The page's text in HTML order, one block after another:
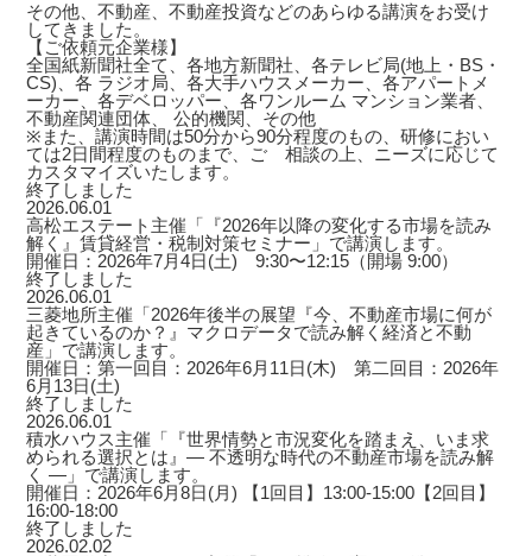
その他、不動産、不動産投資などのあらゆる講演をお受け
してきました。
【ご依頼元企業様】
全国紙新聞社全て、各地方新聞社、各テレビ局(地上・BS・
CS)、各 ラジオ局、各大手ハウスメーカー、各アパートメ
ーカー、各デベロッパー、各ワンルーム マンション業者、
不動産関連団体、 公的機関、その他
※また、講演時間は50分から90分程度のもの、研修におい
ては2日間程度のものまで、ご゙相談の上、ニーズに応じて
カスタマイズいたします。
終了しました
2026.06.01
高松エステート主催「『2026年以降の変化する市場を読み
解く』賃貸経営・税制対策セミナー」で講演します。
開催日：2026年7月4日(土) 9:30〜12:15（開場 9:00）
終了しました
2026.06.01
三菱地所主催「2026年後半の展望『今、不動産市場に何が
起きているのか？』マクロデータで読み解く経済と不動
産」で講演します。
開催日：第一回目：2026年6月11日(木) 第二回目：2026年
6月13日(土)
終了しました
2026.06.01
積水ハウス主催「『世界情勢と市況変化を踏まえ、いま求
められる選択とは』― 不透明な時代の不動産市場を読み解
く ―」で講演します。
開催日：2026年6月8日(月) 【1回目】13:00-15:00【2回目】
16:00-18:00
終了しました
2026.02.02